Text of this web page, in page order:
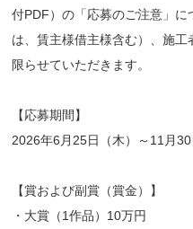
付PDF）の「応募のご注意」
は、賃主様借主様含む）、施
限らせていただきます。
【応募期間】
2026年6月25日（木）～11月
【賞および副賞（賞金）】
・大賞（1作品）10万円